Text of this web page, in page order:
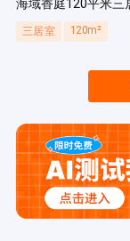
三居室 120m²